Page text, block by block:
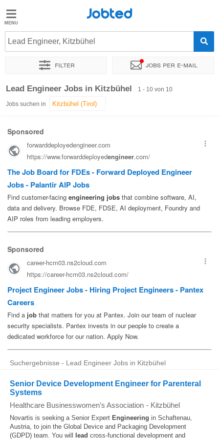
Jobted
Jobs
Jobted
Lead Engineer, Kitzbühel
Filter Jobs per e-mail
Sortieren nach Genauer Standort
Lead Engineer Jobs in Kitzbühel 1 - 10 von 10
Jobs suchen in
Suchergebnisse - Lead Engineer Jobs in Kitzbühel
Senior Device Development Engineer for Parenteral
Systems
Healthcare Businesswomen’s Association - Kitzbühel
Novartis is seeking a Senior Expert Engineering in Schaftenau,
Austria, to join the Global Device and Packaging Development
(GDPD) team. You will
lead cross‑functional development and